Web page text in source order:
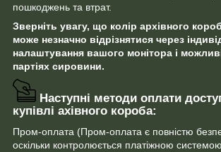
пошкоджень та втрат.
Зверніть увагу, що колір архівного
може незначно відрізнятися через
налаштування вашого монітора і можливі
партіях сировини.
Наступні методи оплати
купівлі ахівного короба:
Пром-оплата (Пром-оплата є повністю
оскільки контролюється платіжною